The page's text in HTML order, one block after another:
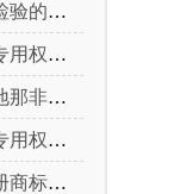
道被查
被查
品被查
被查
品被查